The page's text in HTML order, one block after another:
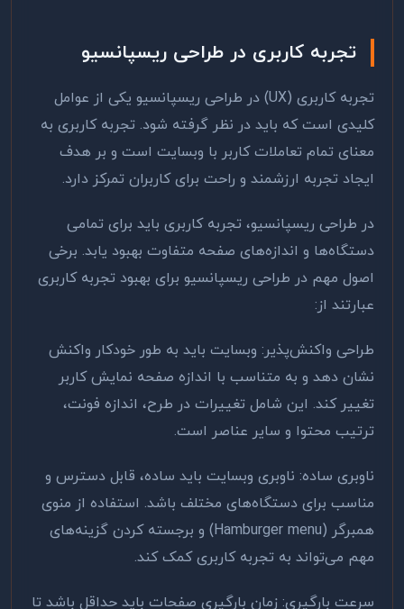
تجربه کاربری در طراحی ریسپانسیو
تجربه کاربری (UX) در طراحی ریسپانسیو یکی از عوامل
کلیدی است که باید در نظر گرفته شود. تجربه کاربری به
معنای تمام تعاملات کاربر با وبسایت است و بر هدف
ایجاد تجربه ارزشمند و راحت برای کاربران تمرکز دارد.
در طراحی ریسپانسیو، تجربه کاربری باید برای تمامی
دستگاه‌ها و اندازه‌های صفحه متفاوت بهبود یابد. برخی
اصول مهم در طراحی ریسپانسیو برای بهبود تجربه کاربری
عبارتند از:
طراحی واکنش‌پذیر: وبسایت باید به طور خودکار واکنش
نشان دهد و به متناسب با اندازه صفحه نمایش کاربر
تغییر کند. این شامل تغییرات در طرح، اندازه فونت،
ترتیب محتوا و سایر عناصر است.
ناوبری ساده: ناوبری وبسایت باید ساده، قابل دسترس و
مناسب برای دستگاه‌های مختلف باشد. استفاده از منوی
همبرگر (Hamburger menu) و برجسته کردن گزینه‌های
مهم می‌تواند به تجربه کاربری کمک کند.
سرعت بارگیری: زمان بارگیری صفحات باید حداقل باشد تا